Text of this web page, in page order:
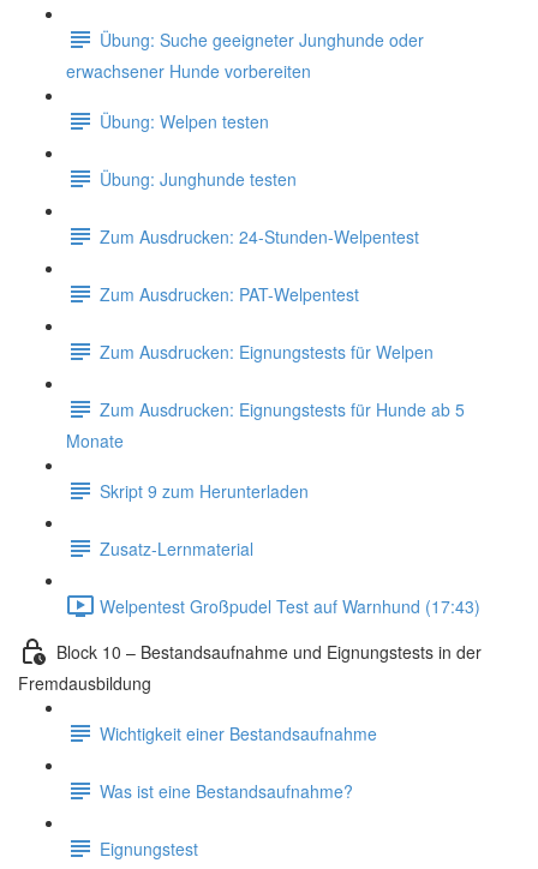
Übung: Suche geeigneter Junghunde oder
erwachsener Hunde vorbereiten
Übung: Welpen testen
Übung: Junghunde testen
Zum Ausdrucken: 24-Stunden-Welpentest
Zum Ausdrucken: PAT-Welpentest
Zum Ausdrucken: Eignungstests für Welpen
Zum Ausdrucken: Eignungstests für Hunde ab 5
Monate
Skript 9 zum Herunterladen
Zusatz-Lernmaterial
Welpentest Großpudel Test auf Warnhund (17:43)
Block 10 – Bestandsaufnahme und Eignungstests in der
Fremdausbildung
Wichtigkeit einer Bestandsaufnahme
Was ist eine Bestandsaufnahme?
Eignungstest